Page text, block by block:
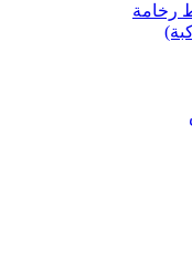
رخامة